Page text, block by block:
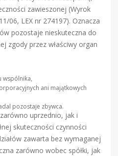
zawieszonej (Wyrok
06, LEX nr 274197). Oznacza
pozostaje nieskuteczna do
zgody przez właściwy organ
wspólnika,
ani majątkowych
pozostaje zbywca.
uprzednio, jak i
skuteczności czynności
zawarta bez wymaganej
zarówno wobec spółki, jak